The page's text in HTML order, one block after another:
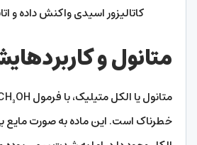
کاتالیزور اسیدی واکنش داده و
متانول و
خطرناک است. این ماده به صورت مایع